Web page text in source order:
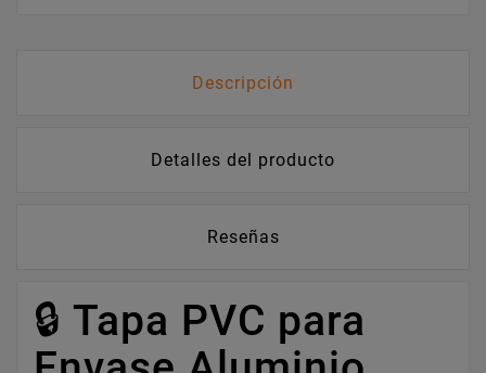
Descripción
Detalles del producto
Reseñas
🔒 Tapa PVC para